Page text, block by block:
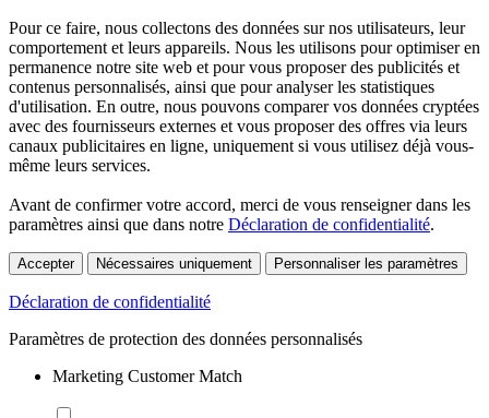
Pour ce faire, nous collectons des données sur nos utilisateurs, leur
comportement et leurs appareils. Nous les utilisons pour optimiser en
permanence notre site web et pour vous proposer des publicités et
contenus personnalisés, ainsi que pour analyser les statistiques
d'utilisation. En outre, nous pouvons comparer vos données cryptées
avec des fournisseurs externes et vous proposer des offres via leurs
canaux publicitaires en ligne, uniquement si vous utilisez déjà vous-
même leurs services.
Avant de confirmer votre accord, merci de vous renseigner dans les
paramètres ainsi que dans notre Déclaration de confidentialité.
Accepter Nécessaires uniquement Personnaliser les paramètres
Déclaration de confidentialité
Paramètres de protection des données personnalisés
Marketing Customer Match